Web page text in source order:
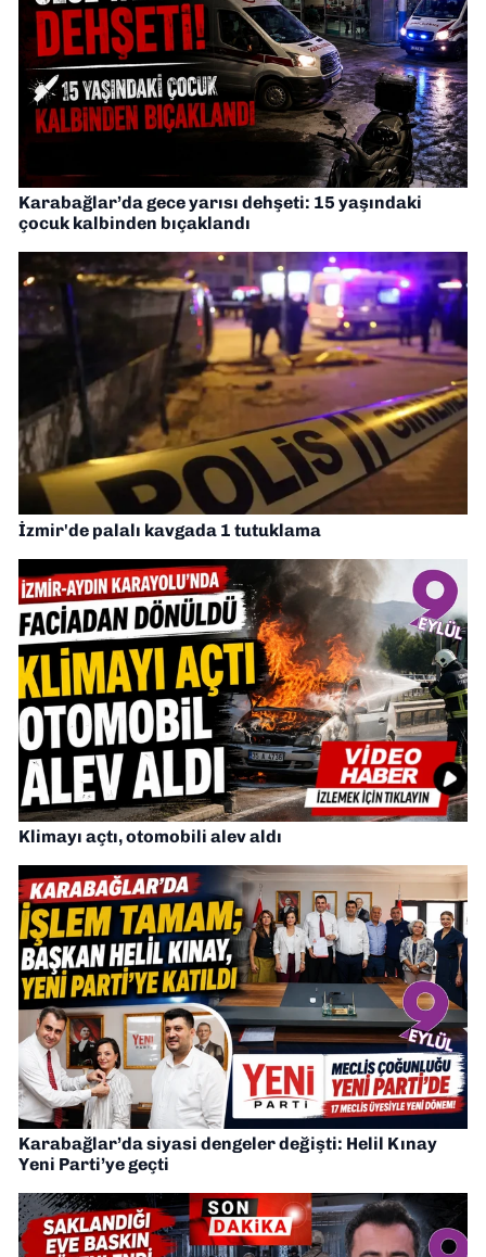
Karabağlar’da gece yarısı dehşeti: 15 yaşındaki
çocuk kalbinden bıçaklandı
İzmir'de palalı kavgada 1 tutuklama
Klimayı açtı, otomobili alev aldı
Karabağlar’da siyasi dengeler değişti: Helil Kınay
Yeni Parti’ye geçti